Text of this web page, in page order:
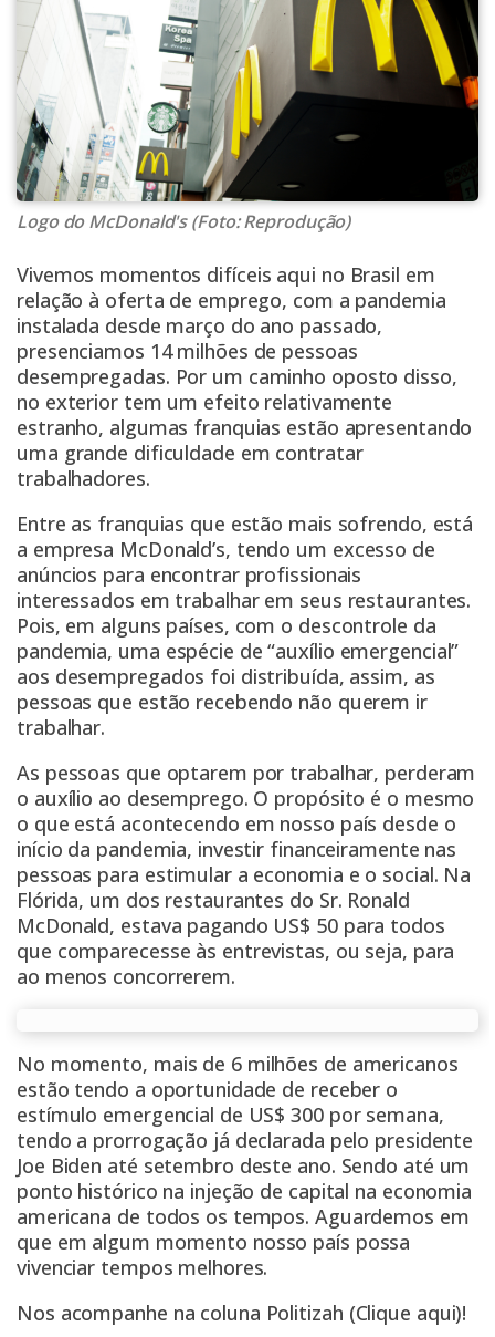
Logo do McDonald's (Foto: Reprodução)
Vivemos momentos difíceis aqui no Brasil em
relação à oferta de emprego, com a pandemia
instalada desde março do ano passado,
presenciamos 14 milhões de pessoas
desempregadas. Por um caminho oposto disso,
no exterior tem um efeito relativamente
estranho, algumas franquias estão apresentando
uma grande dificuldade em contratar
trabalhadores.
Entre as franquias que estão mais sofrendo, está
a empresa McDonald’s, tendo um excesso de
anúncios para encontrar profissionais
interessados em trabalhar em seus restaurantes.
Pois, em alguns países, com o descontrole da
pandemia, uma espécie de “auxílio emergencial”
aos desempregados foi distribuída, assim, as
pessoas que estão recebendo não querem ir
trabalhar.
As pessoas que optarem por trabalhar, perderam
o auxílio ao desemprego. O propósito é o mesmo
o que está acontecendo em nosso país desde o
início da pandemia, investir financeiramente nas
pessoas para estimular a economia e o social. Na
Flórida, um dos restaurantes do Sr. Ronald
McDonald, estava pagando US$ 50 para todos
que comparecesse às entrevistas, ou seja, para
ao menos concorrerem.
No momento, mais de 6 milhões de americanos
estão tendo a oportunidade de receber o
estímulo emergencial de US$ 300 por semana,
tendo a prorrogação já declarada pelo presidente
Joe Biden até setembro deste ano. Sendo até um
ponto histórico na injeção de capital na economia
americana de todos os tempos. Aguardemos em
que em algum momento nosso país possa
vivenciar tempos melhores.
Nos acompanhe na coluna Politizah (Clique aqui)!